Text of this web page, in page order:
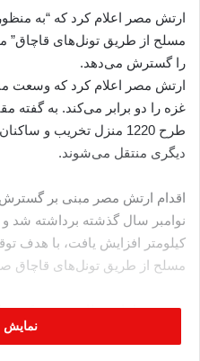
ارتش مصر اعلام کرد که “به
مسلح از طریق تونل‌های قاچاق”
را گسترش می‌دهد.
ارتش مصر اعلام کرد که وسعت
غزه را دو برابر می‌کند. به گفته
طرح 1220 منزل تخریب و
دیگری منتقل می‌شوند.
اقدام ارتش مصر مبنی بر گسترش
کیلومتر افزایش یافت، با هدف
مسلح از طریق تونل‌های قاچاق
برخی مقامات نظامی مصر که
پیش‌بینی کردند که عملیاتنمایش